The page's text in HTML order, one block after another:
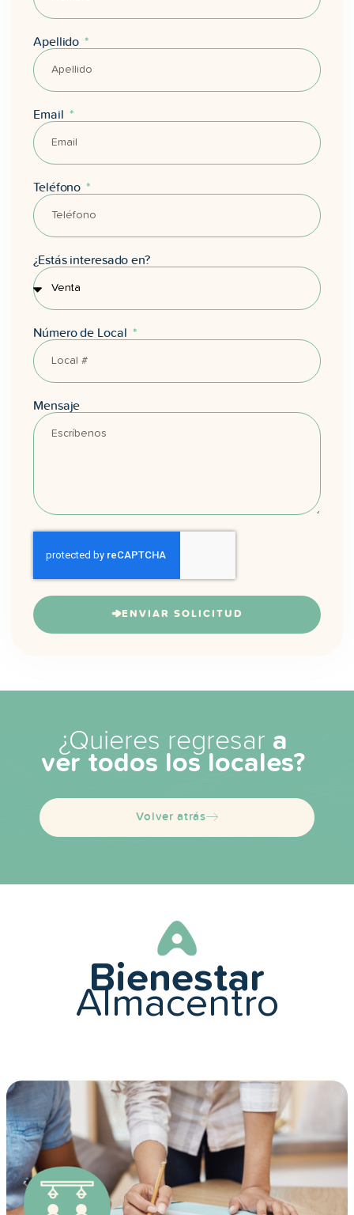
Apellido
Email
Teléfono
¿Estás interesado en?
Número de Local
Mensaje
ENVIAR SOLICITUD
¿Quieres regresar a
ver todos los locales?
Volver atrás
Bienestar
Almacentro